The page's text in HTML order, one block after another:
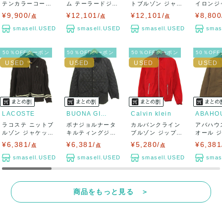
テンカラーコート
¥9,900/ 点
smasell.USED
ム テーラードジャ
¥12,101/点
smasell.USED
トブルゾン ジャケ
¥12,101/点
smasell.USED
イロンジ
50％OFFクーポン
LACOSTE
ラコステ ニットブ
ルゾン ジャケット
¥6,381/ 点
smasell.USED
50％OFFクーポン
ボナジョルナータ
キルティングジャ
¥6,381/ 点
smasell.USED
50％OFFクーポン
Calvin klein
カルバンクライン
ブルゾン ジップア
¥5,280/ 点
smasell.USED
50％OFF
アバハウ
オール
商品をもっと見る ＞